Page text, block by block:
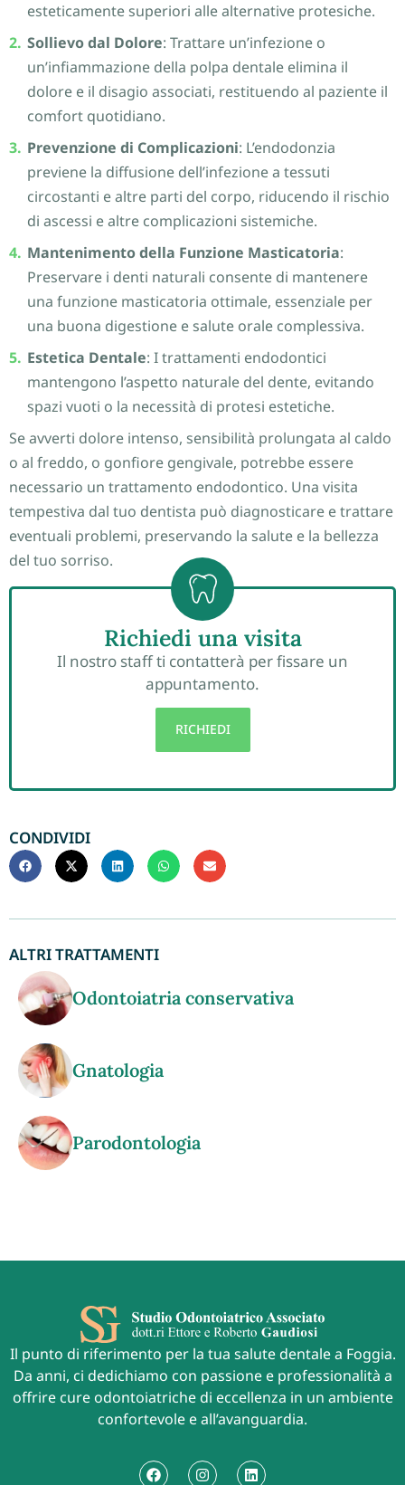
Richiedi una visita
Il nostro staff ti contatterà per fissare un
appuntamento.
RICHIEDI
CONDIVIDI
ALTRI TRATTAMENTI
Odontoiatria conservativa
Gnatologia
Parodontologia
esteticamente superiori alle alternative protesiche.
Sollievo dal Dolore: Trattare un’infezione o
un’infiammazione della polpa dentale elimina il
dolore e il disagio associati, restituendo al paziente il
comfort quotidiano.
Prevenzione di Complicazioni: L’endodonzia
previene la diffusione dell’infezione a tessuti
circostanti e altre parti del corpo, riducendo il rischio
di ascessi e altre complicazioni sistemiche.
Mantenimento della Funzione Masticatoria:
Preservare i denti naturali consente di mantenere
una funzione masticatoria ottimale, essenziale per
una buona digestione e salute orale complessiva.
Estetica Dentale: I trattamenti endodontici
mantengono l’aspetto naturale del dente, evitando
spazi vuoti o la necessità di protesi estetiche.
Se avverti dolore intenso, sensibilità prolungata al caldo
o al freddo, o gonfiore gengivale, potrebbe essere
necessario un trattamento endodontico. Una visita
tempestiva dal tuo dentista può diagnosticare e trattare
eventuali problemi, preservando la salute e la bellezza
del tuo sorriso.
Il punto di riferimento per la tua salute dentale a Foggia.
Da anni, ci dedichiamo con passione e professionalità a
offrire cure odontoiatriche di eccellenza in un ambiente
confortevole e all’avanguardia.